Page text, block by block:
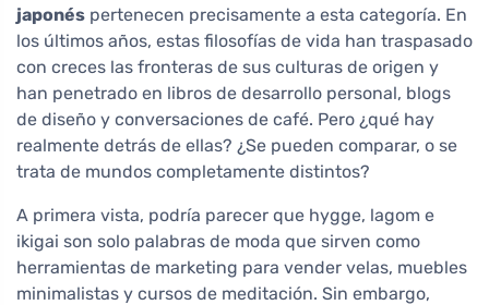
japonés pertenecen precisamente a esta categoría. En
los últimos años, estas filosofías de vida han traspasado
con creces las fronteras de sus culturas de origen y
han penetrado en libros de desarrollo personal, blogs
de diseño y conversaciones de café. Pero ¿qué hay
realmente detrás de ellas? ¿Se pueden comparar, o se
trata de mundos completamente distintos?
A primera vista, podría parecer que hygge, lagom e
ikigai son solo palabras de moda que sirven como
herramientas de marketing para vender velas, muebles
minimalistas y cursos de meditación. Sin embargo,